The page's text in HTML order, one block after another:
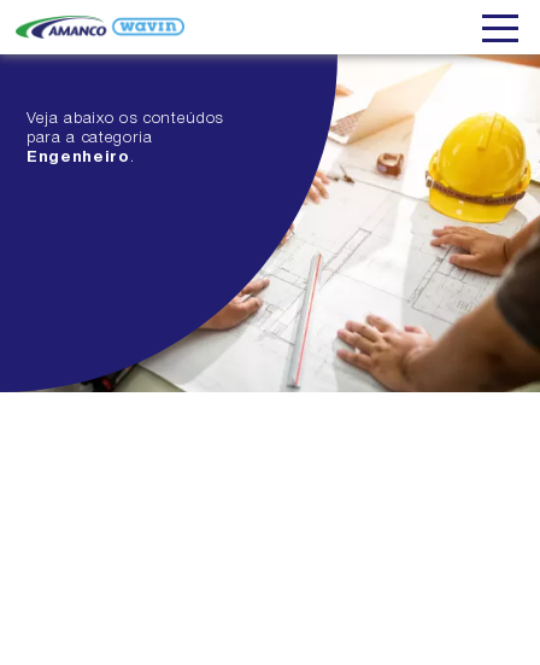
Veja abaixo os conteúdos
para a categoria
Engenheiro.